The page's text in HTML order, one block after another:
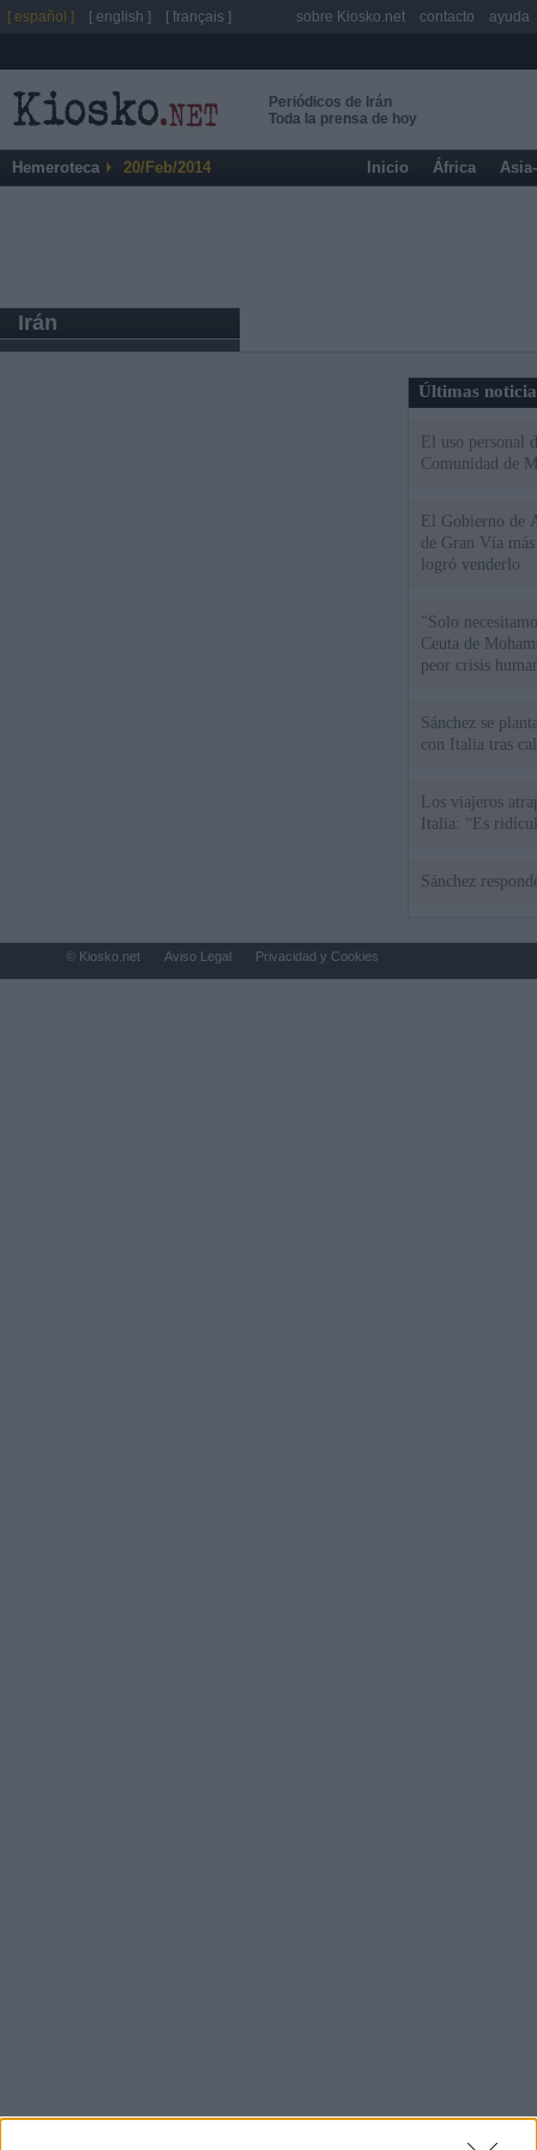
Periódicos de Irán
Toda la prensa de hoy
Hemeroteca 20/Feb/2014 Inicio África
Irán
Últimas
El uso personal
Comunidad de
El Gobierno de
de Gran Vía
logró venderlo
"Solo
Ceuta de
peor crisis
Sánchez se
con Italia tras
Los viajeros
Italia: “Es
Sánchez
[ español ] [ english ] [ français ] sobre Kiosko.net contacto ayuda
© Kiosko.net Aviso Legal Privacidad y Cookies